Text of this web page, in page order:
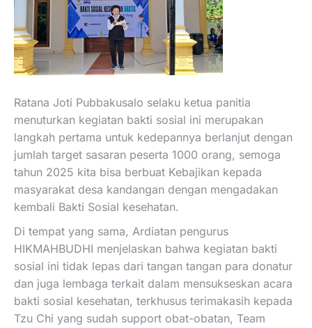
Ratana Joti Pubbakusalo selaku ketua panitia
menuturkan kegiatan bakti sosial ini merupakan
langkah pertama untuk kedepannya berlanjut dengan
jumlah target sasaran peserta 1000 orang, semoga
tahun 2025 kita bisa berbuat Kebajikan kepada
masyarakat desa kandangan dengan mengadakan
kembali Bakti Sosial kesehatan.
Di tempat yang sama, Ardiatan pengurus
HIKMAHBUDHI menjelaskan bahwa kegiatan bakti
sosial ini tidak lepas dari tangan tangan para donatur
dan juga lembaga terkait dalam mensukseskan acara
bakti sosial kesehatan, terkhusus terimakasih kepada
Tzu Chi yang sudah support obat-obatan, Team